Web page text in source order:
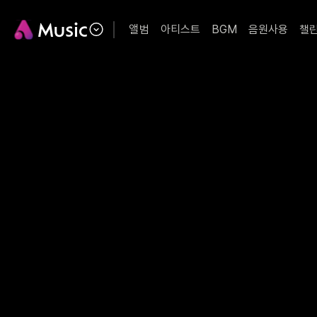
앨범 아티스트 BGM 음원사용 챌